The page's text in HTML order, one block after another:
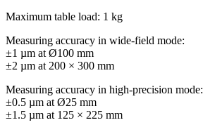
Maximum table load: 1 kg
Measuring accuracy in wide-field mode:
±1 µm at Ø100 mm
±2 µm at 200 × 300 mm
Measuring accuracy in high-precision mode:
±0.5 µm at Ø25 mm
±1.5 µm at 125 × 225 mm